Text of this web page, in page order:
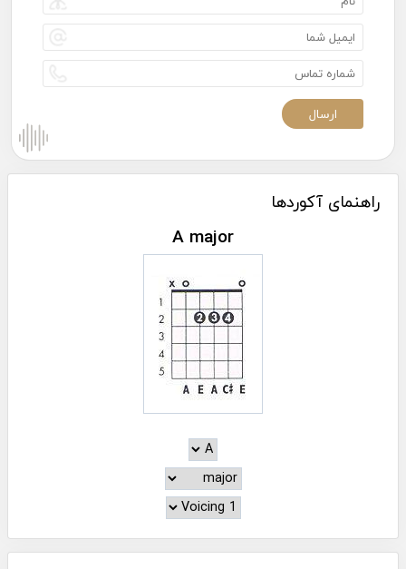
راهنمای آکوردها
A major